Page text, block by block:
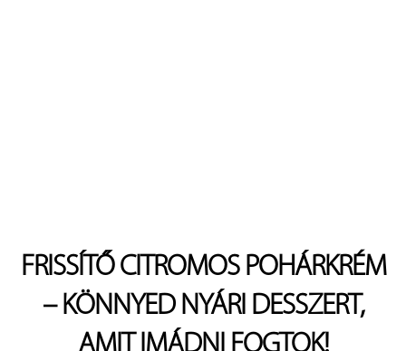
FRISSÍTŐ CITROMOS POHÁRKRÉM
– KÖNNYED NYÁRI DESSZERT,
AMIT IMÁDNI FOGTOK!